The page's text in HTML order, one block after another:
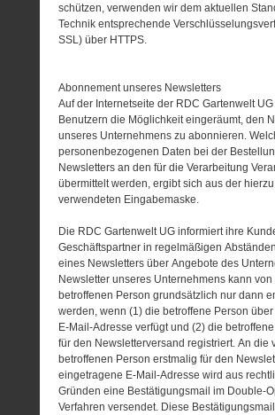
schützen, verwenden wir dem aktuellen
Technik entsprechende
SSL) über HTTPS.
Abonnement unseres Newsletters
Auf der Internetseite der RDC Gartenwelt
Benutzern die Möglichkeit eingeräumt, den
unseres Unternehmens zu abonnieren.
personenbezogenen Daten bei der
Newsletters an den für die Verarbeitung
übermittelt werden, ergibt sich aus der hierzu
verwendeten Eingabemaske.
Die RDC Gartenwelt UG informiert ihre
Geschäftspartner in regelmäßigen
eines Newsletters über Angebote des
Newsletter unseres Unternehmens kann von
betroffenen Person grundsätzlich nur dann
werden, wenn (1) die betroffene Person
E-Mail-Adresse verfügt und (2) die
für den Newsletterversand registriert. An die
betroffenen Person erstmalig für den
eingetragene E-Mail-Adresse wird aus
Gründen eine Bestätigungsmail im Double-
Verfahren versendet. Diese